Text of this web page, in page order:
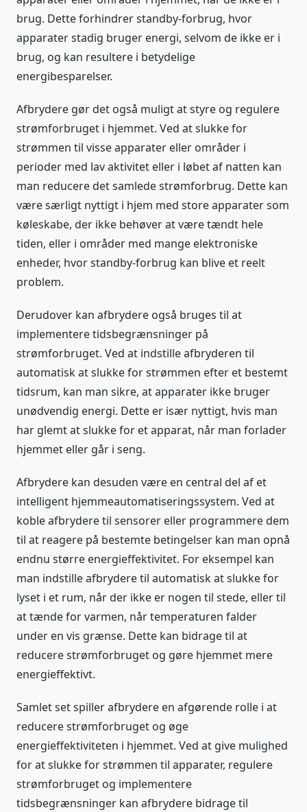
brug. Dette forhindrer standby-forbrug, hvor
apparater stadig bruger energi, selvom de ikke er i
brug, og kan resultere i betydelige
energibesparelser.
Afbrydere gør det også muligt at styre og regulere
strømforbruget i hjemmet. Ved at slukke for
strømmen til visse apparater eller områder i
perioder med lav aktivitet eller i løbet af natten kan
man reducere det samlede strømforbrug. Dette kan
være særligt nyttigt i hjem med store apparater som
køleskabe, der ikke behøver at være tændt hele
tiden, eller i områder med mange elektroniske
enheder, hvor standby-forbrug kan blive et reelt
problem.
Derudover kan afbrydere også bruges til at
implementere tidsbegrænsninger på
strømforbruget. Ved at indstille afbryderen til
automatisk at slukke for strømmen efter et bestemt
tidsrum, kan man sikre, at apparater ikke bruger
unødvendig energi. Dette er især nyttigt, hvis man
har glemt at slukke for et apparat, når man forlader
hjemmet eller går i seng.
Afbrydere kan desuden være en central del af et
intelligent hjemmeautomatiseringssystem. Ved at
koble afbrydere til sensorer eller programmere dem
til at reagere på bestemte betingelser kan man opnå
endnu større energieffektivitet. For eksempel kan
man indstille afbrydere til automatisk at slukke for
lyset i et rum, når der ikke er nogen til stede, eller til
at tænde for varmen, når temperaturen falder
under en vis grænse. Dette kan bidrage til at
reducere strømforbruget og gøre hjemmet mere
energieffektivt.
Samlet set spiller afbrydere en afgørende rolle i at
reducere strømforbruget og øge
energieffektiviteten i hjemmet. Ved at give mulighed
for at slukke for strømmen til apparater, regulere
strømforbruget og implementere
tidsbegrænsninger kan afbrydere bidrage til